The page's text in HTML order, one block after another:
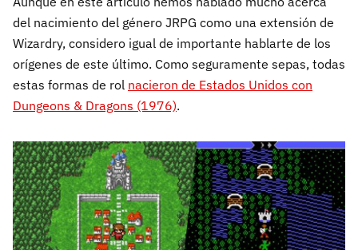
del nacimiento del género JRPG como una extensión de
Wizardry, considero igual de importante hablarte de los
orígenes de este último. Como seguramente sepas, todas
estas formas de rol nacieron de Estados Unidos con
Dungeons & Dragons (1976).